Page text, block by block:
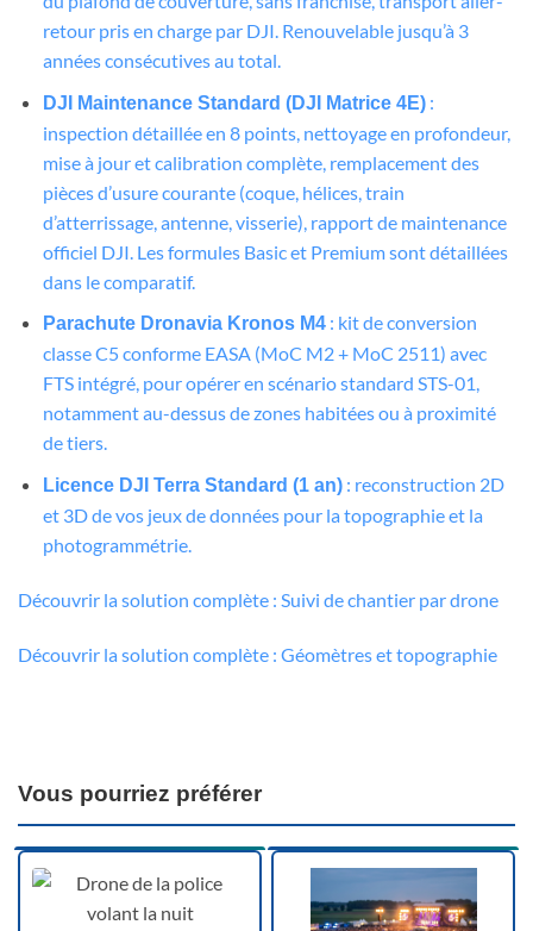
retour pris en charge par DJI. Renouvelable jusqu’à 3
années consécutives au total.
DJI Maintenance Standard (DJI Matrice 4E):
inspection détaillée en 8 points, nettoyage en profondeur,
mise à jour et calibration complète, remplacement des
pièces d’usure courante (coque, hélices, train
d’atterrissage, antenne, visserie), rapport de maintenance
officiel DJI. Les formules Basic et Premium sont détaillées
dans le comparatif.
Parachute Dronavia Kronos M4: kit de conversion
classe C5 conforme EASA (MoC M2 + MoC 2511) avec
FTS intégré, pour opérer en scénario standard STS-01,
notamment au-dessus de zones habitées ou à proximité
de tiers.
Licence DJI Terra Standard (1 an): reconstruction 2D
et 3D de vos jeux de données pour la topographie et la
photogrammétrie.
Découvrir la solution complète : Suivi de chantier par drone
Découvrir la solution complète : Géomètres et topographie
Vous pourriez préférer